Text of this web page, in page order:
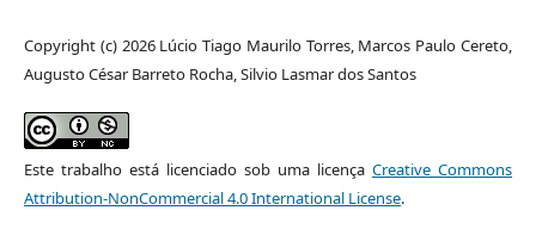
Copyright (c) 2026 Lúcio Tiago Maurilo Torres, Marcos Paulo Cereto,
Augusto César Barreto Rocha, Silvio Lasmar dos Santos
Este trabalho está licenciado sob uma licençaCreative Commons
Attribution-NonCommercial 4.0 International License.